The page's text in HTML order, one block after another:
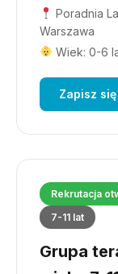
Poradnia
Warszawa
Wiek: 0-6
Zapisz się
Rekrutacja
7-11 lat
Grupa